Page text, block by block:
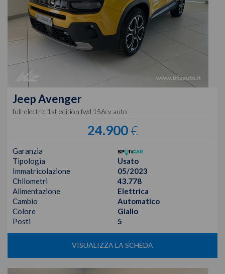
JeepAvenger
full-electric 1st edition fwd 156cv auto
24.900€
Garanzia
Tipologia
Usato
Immatricolazione
05/2023
Chilometri
43.778
Alimentazione
Elettrica
Cambio
Automatico
Colore
Giallo
Posti
5
VISUALIZZA LA SCHEDA